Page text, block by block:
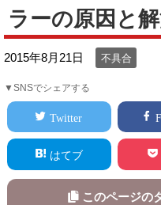
ラーの原因と
2015年8月21日 不具合
▼SNSでシェアする
Twitter
はてブ
このページの